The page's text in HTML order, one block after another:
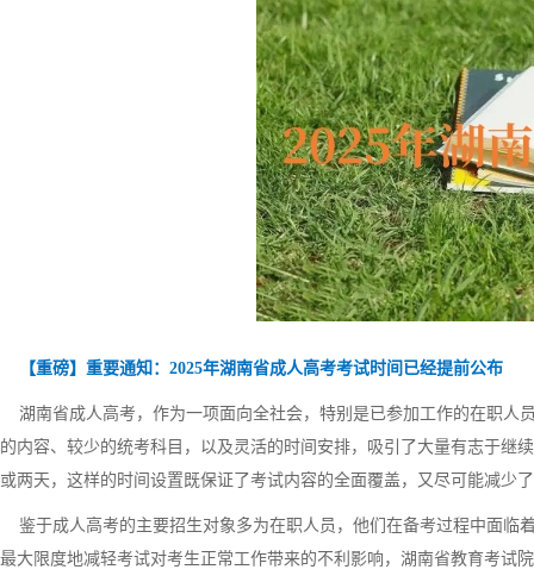
【重磅】重要通知：2025年湖南省成人高考考试时间已经提前公布
湖南省成人高考，作为一项面向全社会，特别是已参加工作的在职人
的内容、较少的统考科目，以及灵活的时间安排，吸引了大量有志于继
或两天，这样的时间设置既保证了考试内容的全面覆盖，又尽可能减少
鉴于成人高考的主要招生对象多为在职人员，他们在备考过程中面临
最大限度地减轻考试对考生正常工作带来的不利影响，湖南省教育考试